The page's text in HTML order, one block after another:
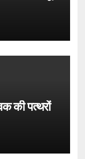
की पत्थरों